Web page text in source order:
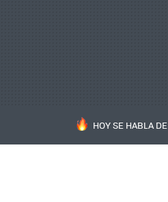
HOY SE HABLA DE